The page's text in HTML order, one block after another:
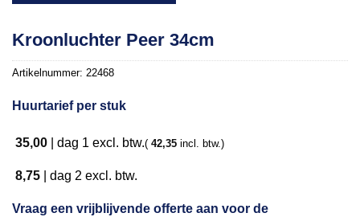
Kroonluchter Peer 34cm
Artikelnummer: 22468
Huurtarief per stuk
35,00 dag 1 excl. btw.( 42,35 incl. btw.)
8,75 dag 2 excl. btw.
Vraag een vrijblijvende offerte aan voor de